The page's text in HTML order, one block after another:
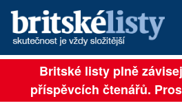
AKTUÁLNÍ VYDÁNÍ
ARCHIV
Britské listy plně
příspěvcích čtenářů.